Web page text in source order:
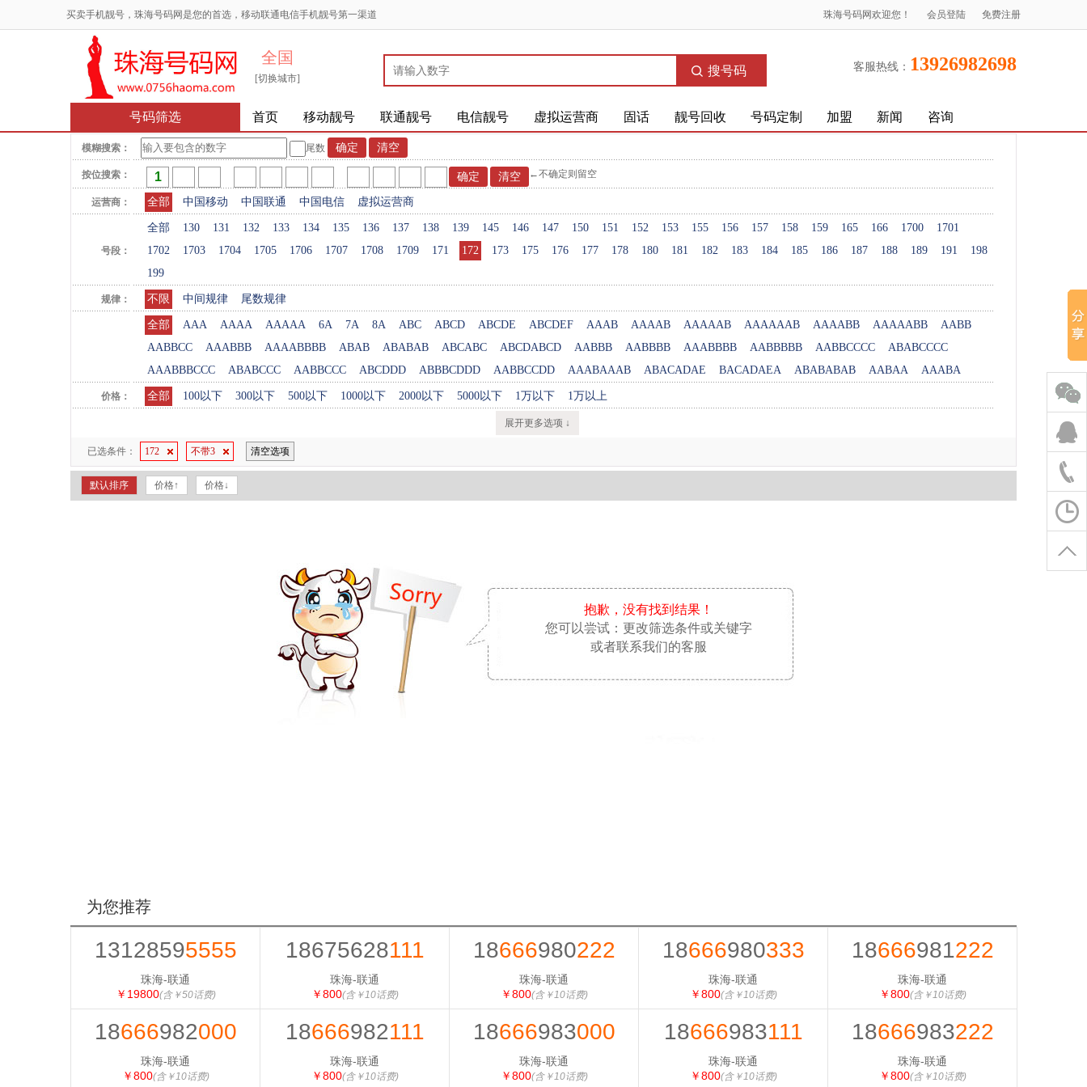
珠海号码网欢迎您！ 会员登陆 免费注册
买卖手机靓号，珠海号码网是您的首选，移动联通电信手机靓号第一渠道
全国
[切换城市]
搜号码 客服热线： 13926982698
号码筛选 首页 移动靓号 联通靓号 电信靓号 虚拟运营商 固话 靓号回收 号码定制 加盟 新闻 咨询
模糊搜索： 尾数
按位搜索： ←不确定则留空
运营商： 全部 中国移动 中国联通 中国电信 虚拟运营商
号段：
全部 130 131 132 133 134 135 136 137 138 139 145 146 147 150 151 152 153 155 156 157 158 159 165 166 1700
1701
1702
1703 1704 1705 1706 1707 1708 1709 171 172 173 175 176 177 178 180 181 182 183 184 185 186 187 188 189 191
198
199
规律： 不限 中间规律 尾数规律
全部 AAA AAAA AAAAA 6A 7A 8A ABC ABCD ABCDE ABCDEF AAAB AAAAB AAAAAB AAAAAAB AAAABB AAAAABB
AABB
AABBCC
AAABBB AAAABBBB ABAB ABABAB ABCABC ABCDABCD AABBB AABBBB AAABBBB AABBBBB AABBCCCC
ABABCCCC
AAABBBCCC
ABABCCC AABBCCC ABCDDD ABBBCDDD AABBCCDD AAABAAAB ABACADAE BACADAEA ABABABAB AABAA AAABA
价格： 全部 100以下 300以下 500以下 1000以下 2000以下 5000以下 1万以下 1万以上
展开更多选项 ↓
已选条件： 172 不带3 清空选项
默认排序 价格↑ 价格↓
抱歉，没有找到结果！
您可以尝试：更改筛选条件或关键字
或者联系我们的客服
为您推荐
13128595555
珠海-联通
￥19800(含￥50话费)
18675628111
珠海-联通
￥800(含￥10话费)
18666980222
珠海-联通
￥800(含￥10话费)
18666980333
珠海-联通
￥800(含￥10话费)
18666981222
珠海-联通
￥800(含￥10话费)
18666982000
珠海-联通
￥800(含￥10话费)
18666982111
珠海-联通
￥800(含￥10话费)
18666983000
珠海-联通
￥800(含￥10话费)
18666983111
珠海-联通
￥800(含￥10话费)
18666983222
珠海-联通
￥800(含￥10话费)